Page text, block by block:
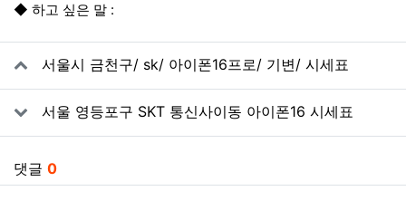
◆ 하고 싶은 말 :
관련자료
서울시 금천구/ sk/ 아이폰16프로/ 기변/ 시세표
서울 영등포구 SKT 통신사이동 아이폰16 시세표
댓글 0